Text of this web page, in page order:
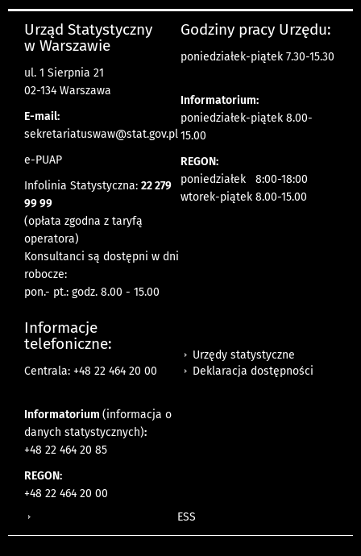
Urząd Statystyczny
w Warszawie
ul. 1 Sierpnia 21
02-134 Warszawa
E-mail:
sekretariatuswaw@stat.gov.pl
e-PUAP
Infolinia Statystyczna: 22 279
99 99
(opłata zgodna z taryfą
operatora)
Konsultanci są dostępni w dni
robocze:
pon.- pt.: godz. 8.00 - 15.00
Godziny pracy Urzędu:
poniedziałek-piątek 7.30-15.30
Informatorium:
poniedziałek-piątek 8.00-
15.00
REGON:
poniedziałek 8:00-18:00
wtorek-piątek 8.00-15.00
Informacje
telefoniczne:
Centrala: +48 22 464 20 00
Informatorium (informacja o
danych statystycznych):
+48 22 464 20 85
REGON:
+48 22 464 20 00
Urzędy statystyczne
Deklaracja dostępności
ESS